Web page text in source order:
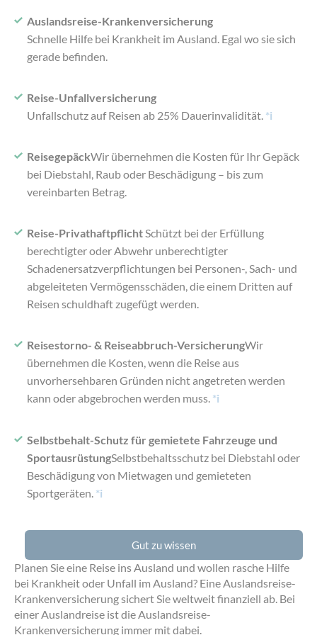
Auslandsreise-Krankenversicherung
Schnelle Hilfe bei Krankheit im Ausland. Egal wo sie sich
gerade befinden.
Reise-Unfallversicherung
Unfallschutz auf Reisen ab 25% Dauerinvalidität. *i
ReisegepäckWir übernehmen die Kosten für Ihr Gepäck
bei Diebstahl, Raub oder Beschädigung – bis zum
vereinbarten Betrag.
Reise-PrivathaftpflichtSchützt bei der Erfüllung
berechtigter oder Abwehr unberechtigter
Schadenersatzverpflichtungen bei Personen-, Sach- und
abgeleiteten Vermögensschäden, die einem Dritten auf
Reisen schuldhaft zugefügt werden.
Reisestorno- & Reiseabbruch-VersicherungWir
übernehmen die Kosten, wenn die Reise aus
unvorhersehbaren Gründen nicht angetreten werden
kann oder abgebrochen werden muss. *i
Selbstbehalt-Schutz für gemietete Fahrzeuge und
SportausrüstungSelbstbehaltsschutz bei Diebstahl oder
Beschädigung von Mietwagen und gemieteten
Sportgeräten. *i
Gut zu wissen
Planen Sie eine Reise ins Ausland und wollen rasche Hilfe
bei Krankheit oder Unfall im Ausland? Eine Auslandsreise-
Krankenversicherung sichert Sie weltweit finanziell ab. Bei
einer Auslandreise ist die Auslandsreise-
Krankenversicherung immer mit dabei.